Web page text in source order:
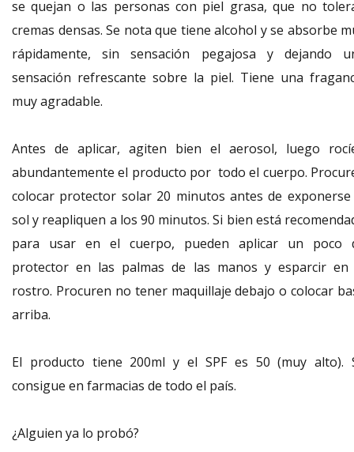
se quejan o las personas con piel grasa, que no
cremas densas. Se nota que tiene alcohol y se absorbe
rápidamente, sin sensación pegajosa y dejando
sensación refrescante sobre la piel. Tiene una
muy agradable.
Antes de aplicar, agiten bien el aerosol, luego
abundantemente el producto por todo el cuerpo.
colocar protector solar 20 minutos antes de
sol y reapliquen a los 90 minutos. Si bien está
para usar en el cuerpo, pueden aplicar un poco
protector en las palmas de las manos y esparcir en
rostro. Procuren no tener maquillaje debajo o colocar
arriba.
El producto tiene 200ml y el SPF es 50 (muy alto).
consigue en farmacias de todo el país.
¿Alguien ya lo probó?